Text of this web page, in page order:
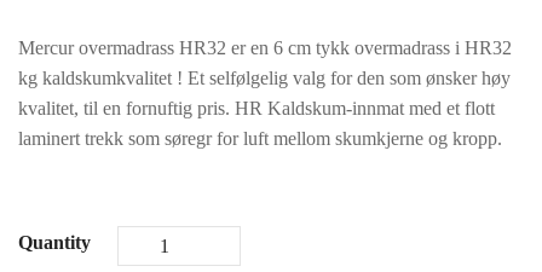
Mercur overmadrass HR32 er en 6 cm tykk overmadrass i HR32
kg kaldskumkvalitet ! Et selfølgelig valg for den som ønsker høy
kvalitet, til en fornuftig pris. HR Kaldskum-innmat med et flott
laminert trekk som søregr for luft mellom skumkjerne og kropp.
Quantity